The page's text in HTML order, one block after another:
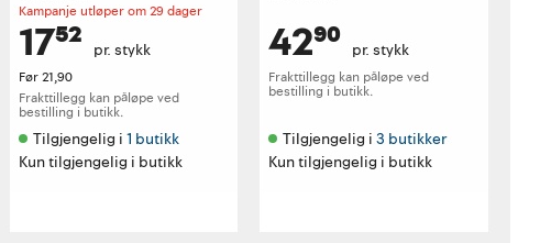
Kampanje utløper om 29 dager
17⁵² pr. stykk
Før21,90
Frakttillegg kan påløpe ved
bestilling i butikk.
Tilgjengelig i 1 butikk
Kun tilgjengelig i butikk
42⁹⁰ pr. stykk
Frakttillegg kan påløpe ved
bestilling i butikk.
Tilgjengelig i 3 butikker
Kun tilgjengelig i butikk